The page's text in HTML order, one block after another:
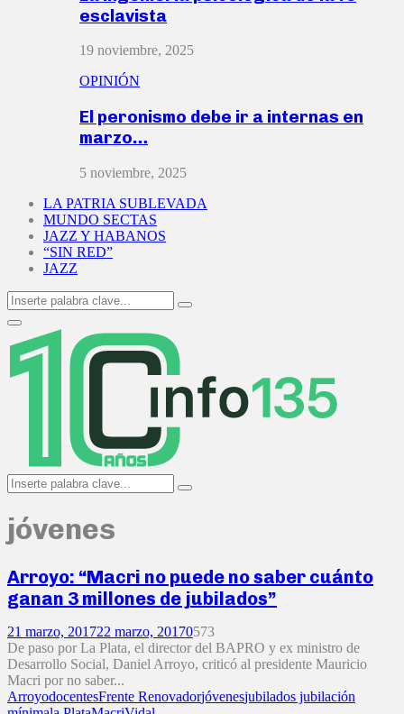
esclavista
19 noviembre, 2025
OPINIÓN
El peronismo debe ir a internas en
marzo…
5 noviembre, 2025
LA PATRIA SUBLEVADA
MUNDO SECTAS
JAZZ Y HABANOS
“SIN RED”
JAZZ
Search
for:
Search
Primary
Menu
Search
for:
Search
jóvenes
Arroyo: “Macri no puede no saber cuánto
ganan 3 millones de jubilados”
21 marzo, 201722 marzo, 20170573
De paso por La Plata, el director del BAPRO y ex ministro de
Desarrollo Social, Daniel Arroyo, criticó al presidente Mauricio
Macri por no saber...
ArroyodocentesFrente Renovadorjóvenesjubilados jubilación